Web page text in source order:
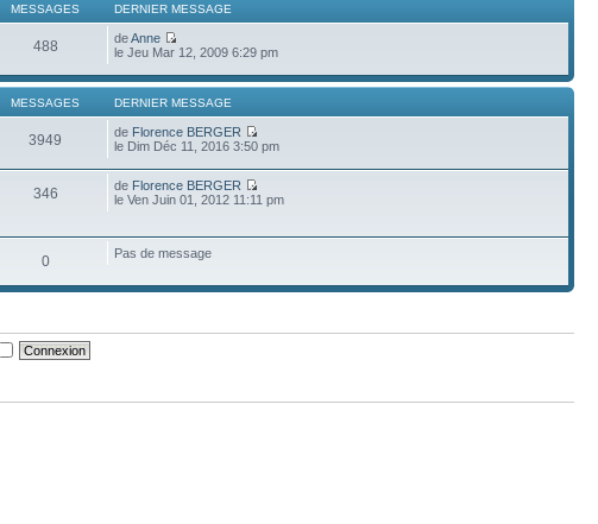
MESSAGES DERNIER MESSAGE
488 deAnne
le Jeu Mar 12, 2009 6:29 pm
MESSAGES DERNIER MESSAGE
3949 de Florence BERGER
le Dim Déc 11, 2016 3:50 pm
346 de Florence BERGER
le Ven Juin 01, 2012 11:11 pm
0 Pas de message